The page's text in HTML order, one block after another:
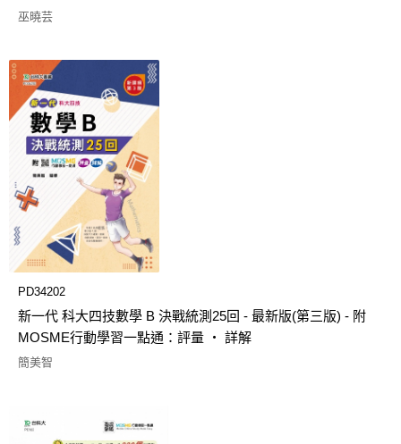
巫曉芸
PD34202
新一代 科大四技數學 B 決戰統測25回 - 最新版(第三版) - 附
MOSME行動學習一點通：評量 ‧ 詳解
簡美智